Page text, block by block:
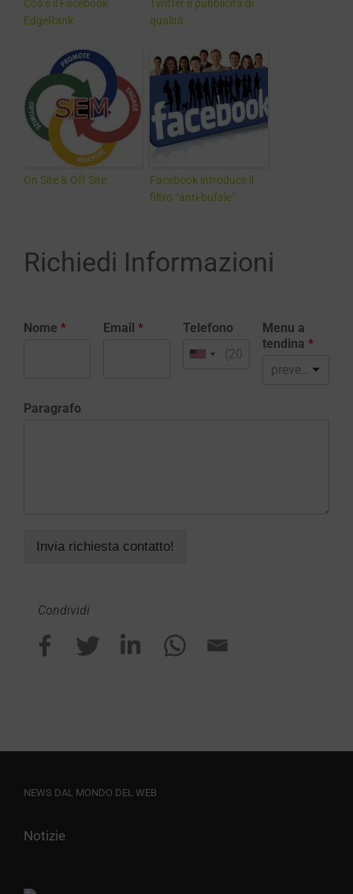
Cos’è il Facebook
EdgeRank
Twitter e pubblicità di
qualità
On Site & Off Site
Facebook introduce il
filtro “anti-bufale”
Richiedi Informazioni
Nome * Email * Telefono
Menu a
tendina *
preventivo realizzazione sito web
Paragrafo
Invia richiesta contatto!
Condividi
NEWS DAL MONDO DEL WEB
Notizie